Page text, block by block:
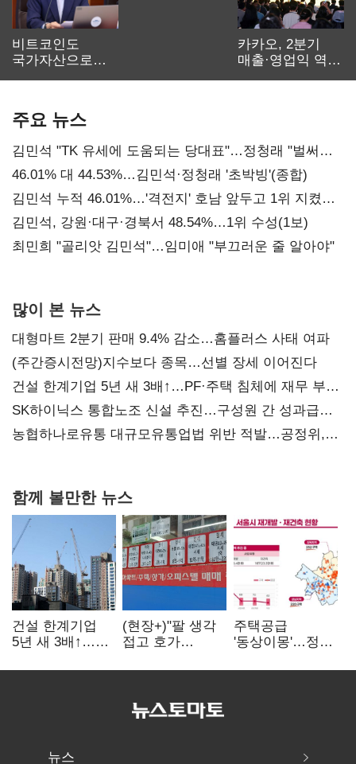
비트코인도
국가자산으로…'
카카오, 2분기
매출·영업익 역대
주요 뉴스
김민석 "TK 유세에 도움되는 당대표"…정청래 "벌써
대표된 양 당직 배분"
46.01% 대 44.53%…김민석·정청래 '초박빙'(종합)
김민석 누적 46.01%…'격전지' 호남 앞두고 1위 지켰다
(2보)
김민석, 강원·대구·경북서 48.54%…1위 수성(1보)
최민희 "골리앗 김민석"…임미애 "부끄러운 줄 알아야"
많이 본 뉴스
대형마트 2분기 판매 9.4% 감소…홈플러스 사태 여파
(주간증시전망)지수보다 종목…선별 장세 이어진다
건설 한계기업 5년 새 3배↑…PF·주택 침체에 재무 부담
확대
SK하이닉스 통합노조 신설 추진…구성원 간 성과급
불만 확산
농협하나로유통 대규모유통업법 위반 적발…공정위,
함께 볼만한 뉴스
건설 한계기업
5년 새 3배↑…
재무 부담 확대
(현장+)"팔 생각
접고 호가
똘똘한 한 채'
주택공급
'동상이몽'…정부
없으면 '공수표'
뉴스